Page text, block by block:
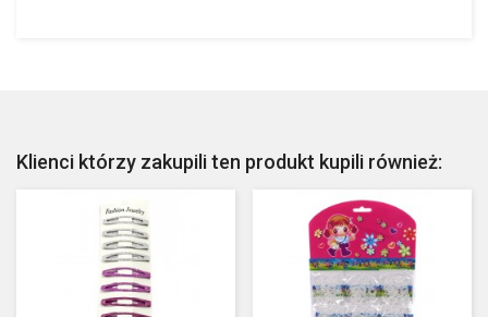
Klienci którzy zakupili ten produkt kupili również: